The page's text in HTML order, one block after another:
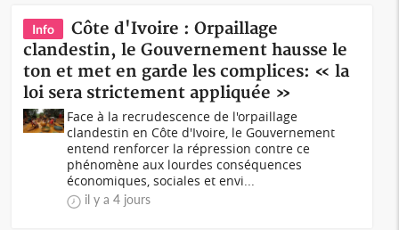
Info
Côte d'Ivoire : Orpaillage
clandestin, le Gouvernement hausse le
ton et met en garde les complices: « la
loi sera strictement appliquée »
Face à la recrudescence de l'orpaillage
clandestin en Côte d'Ivoire, le Gouvernement
entend renforcer la répression contre ce
phénomène aux lourdes conséquences
économiques, sociales et envi...
il y a 4 jours